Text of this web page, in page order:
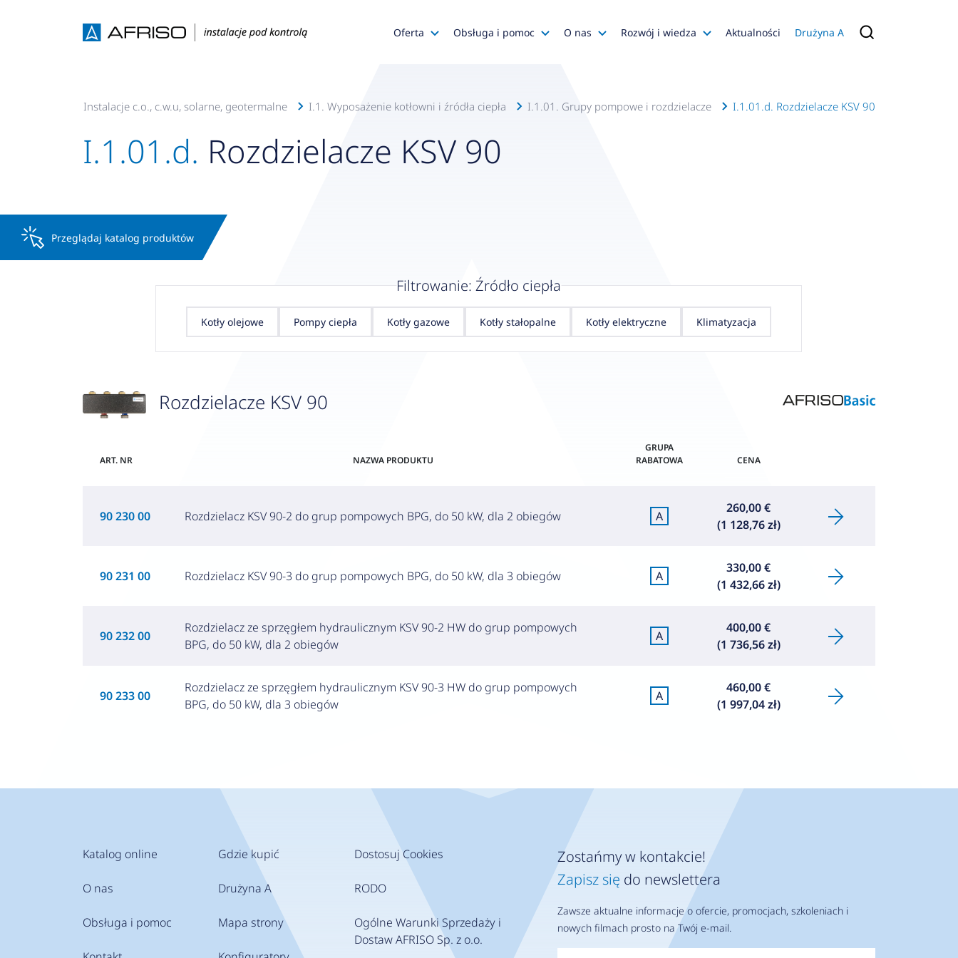
Oferta
Katalog SALUS Controls
Wyprzedaże
Obsługa i pomoc
Obsługa zamówień
Wsparcie techniczne
O nas
Kariera
Rozwój i wiedza
Konfiguratory
Aktualności Drużyna A
I. Instalacje c.o., c.w.u, solarne, geotermalne I.1. Wyposażenie kotłowni i źródła ciepła I.1.01. Grupy pompowe i rozdzielacze I.1.01.d. Rozdzielacze KSV 90
I.1.01.d. Rozdzielacze KSV 90
Przeglądaj katalog produktów
Filtrowanie: Źródło ciepła
Kotły olejowe Pompy ciepła Kotły gazowe Kotły stałopalne Kotły elektryczne Klimatyzacja
Rozdzielacze KSV 90
ART. NR NAZWA PRODUKTU
GRUPA
RABATOWA
CENA
90 230 00 Rozdzielacz KSV 90-2 do grup pompowych BPG, do 50 kW, dla 2 obiegów A
260,00 €
(1 128,76 zł)
90 231 00 Rozdzielacz KSV 90-3 do grup pompowych BPG, do 50 kW, dla 3 obiegów A
330,00 €
(1 432,66 zł)
90 232 00
Rozdzielacz ze sprzęgłem hydraulicznym KSV 90-2 HW do grup pompowych
BPG, do 50 kW, dla 2 obiegów
A
400,00 €
(1 736,56 zł)
90 233 00
Rozdzielacz ze sprzęgłem hydraulicznym KSV 90-3 HW do grup pompowych
BPG, do 50 kW, dla 3 obiegów
A
460,00 €
(1 997,04 zł)
Katalog online
O nas
Obsługa i pomoc
Gdzie kupić
Drużyna A
Mapa strony
Dostosuj Cookies
RODO
Ogólne Warunki Sprzedaży i
Dostaw AFRISO Sp. z o.o.
Zostańmy w kontakcie!
Zapisz się do newslettera
Zawsze aktualne informacje o ofercie, promocjach, szkoleniach i
nowych filmach prosto na Twój e-mail.